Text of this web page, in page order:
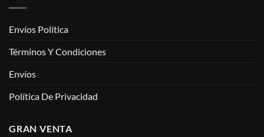
Envíos Política
Términos Y Condiciones
Envíos
Política De Privacidad
GRAN VENTA